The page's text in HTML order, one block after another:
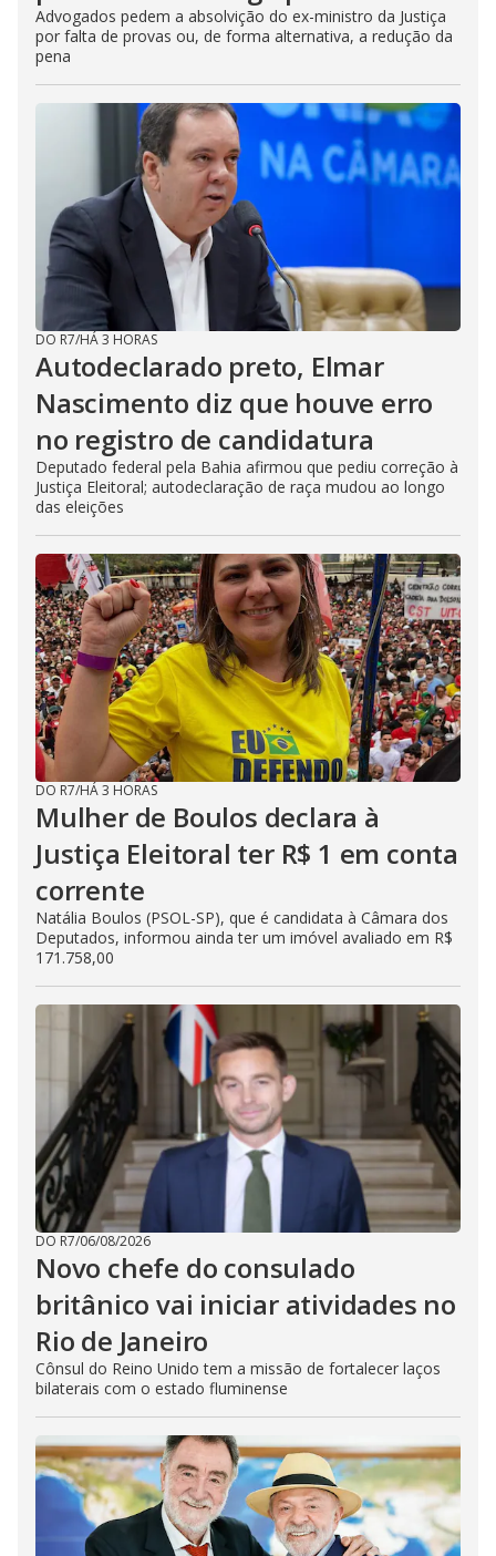
Advogados pedem a absolvição do ex-ministro da Justiça
por falta de provas ou, de forma alternativa, a redução da
pena
DO R7/HÁ 3 HORAS
Autodeclarado preto, Elmar
Nascimento diz que houve erro
no registro de candidatura
Deputado federal pela Bahia afirmou que pediu correção à
Justiça Eleitoral; autodeclaração de raça mudou ao longo
das eleições
DO R7/HÁ 3 HORAS
Mulher de Boulos declara à
Justiça Eleitoral ter R$ 1 em conta
corrente
Natália Boulos (PSOL-SP), que é candidata à Câmara dos
Deputados, informou ainda ter um imóvel avaliado em R$
171.758,00
DO R7/06/08/2026
Novo chefe do consulado
britânico vai iniciar atividades no
Rio de Janeiro
Cônsul do Reino Unido tem a missão de fortalecer laços
bilaterais com o estado fluminense